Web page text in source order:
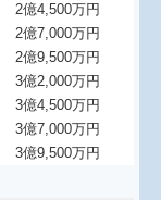
2億4,500万円
2億7,000万円
2億9,500万円
3億2,000万円
3億4,500万円
3億7,000万円
3億9,500万円